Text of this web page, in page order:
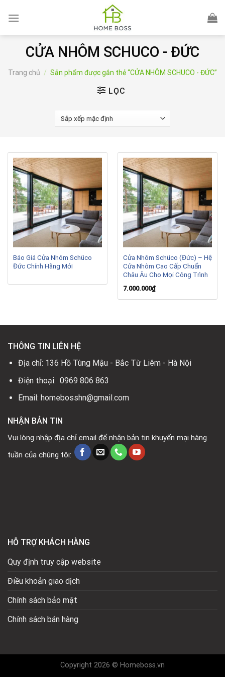
CỬA NHÔM SCHUCO - ĐỨC
Trang chủ / Sản phẩm được gắn thẻ “CỬA NHÔM SCHUCO - ĐỨC”
LỌC
Báo Giá Cửa Nhôm Schüco
Đức Chính Hãng Mới
Cửa Nhôm Schüco (Đức) – Hệ
Cửa Nhôm Cao Cấp Chuẩn
Châu Âu Cho Mọi Công Trình
7.000.000₫
THÔNG TIN LIÊN HỆ
Địa chỉ: 136 Hồ Tùng Mậu - Bắc Từ Liêm - Hà Nội
Điện thoại: 0969 806 863
Email: homebosshn@gmail.com
NHẬN BẢN TIN
Vui lòng nhập địa chỉ email để nhận bản tin khuyến mại hàng
tuần của chúng tôi:
HỖ TRỢ KHÁCH HÀNG
Quy định truy cập website
Điều khoản giao dịch
Chính sách bảo mật
Chính sách bán hàng
Copyright 2026 © Homeboss.vn